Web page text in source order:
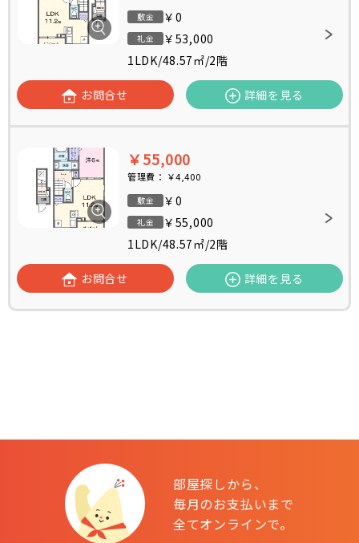
敷金 ￥0
礼金
￥53,000
1LDK/48.57㎡/2階
お問合せ 詳細を見る
￥55,000
管理費： ￥4,400
敷金 ￥0
礼金
￥55,000
1LDK/48.57㎡/2階
お問合せ 詳細を見る
部屋探しから、
毎月のお支払いまで
全てオンラインで。